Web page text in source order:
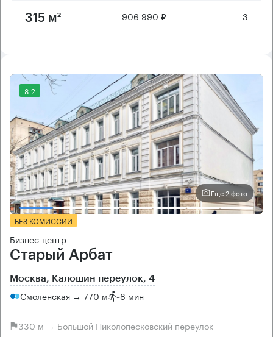
315 м² 906 990 ₽ 3
8.2
Еще 2 фото
БЕЗ КОМИССИИ
Бизнес-центр
Старый Арбат
Москва, Калошин переулок, 4
Смоленская → 770 м ~8 мин
330 м → Большой Николопесковский переулок